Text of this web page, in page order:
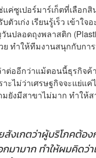
แค่ซูเปอร์มาร์เก็ตที่เลื
ตัวเก่ง เรียนรู้เร็ว เข้า
นปลอดถุงพลาสติก
ทำให้ทีมงานสนุกกับกา
ต่ออีกว่าแม้ตอนนี้ธุรกิจค้
าะไม่ว่าเศรษฐกิจจะแย่
มยังมีสาขาไม่มาก ทำใ
สังเกตว่าผู้บริโภคต้อ
มามาก ทำให้ผมคิดว่า